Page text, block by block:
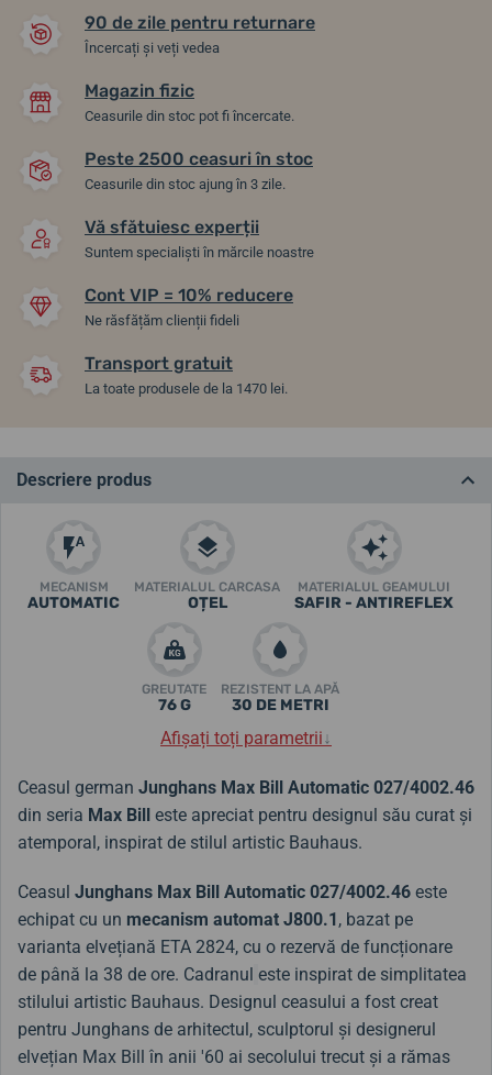
90 de zile pentru returnare
Încercați și veți vedea
Magazin fizic
Ceasurile din stoc pot fi încercate.
Peste 2500 ceasuri în stoc
Ceasurile din stoc ajung în 3 zile.
Vă sfătuiesc experții
Suntem specialiști în mărcile noastre
Cont VIP = 10% reducere
Ne răsfățăm clienții fideli
Transport gratuit
La toate produsele de la 1470 lei.
Descriere produs
MECANISM
AUTOMATIC
MATERIALUL CARCASA
OȚEL
MATERIALUL GEAMULUI
SAFIR - ANTIREFLEX
GREUTATE
76 G
REZISTENT LA APĂ
30 DE METRI
Afișați toți parametrii↓
Ceasul german Junghans Max Bill Automatic 027/4002.46
din seria Max Bill este apreciat pentru designul său curat și
atemporal, inspirat de stilul artistic Bauhaus.
Ceasul Junghans Max Bill Automatic 027/4002.46 este
echipat cu un mecanism automat J800.1, bazat pe
varianta elvețiană ETA 2824, cu o rezervă de funcționare
de până la 38 de ore. Cadranul este inspirat de simplitatea
stilului artistic Bauhaus. Designul ceasului a fost creat
pentru Junghans de arhitectul, sculptorul și designerul
elvețian Max Bill în anii '60 ai secolului trecut și a rămas